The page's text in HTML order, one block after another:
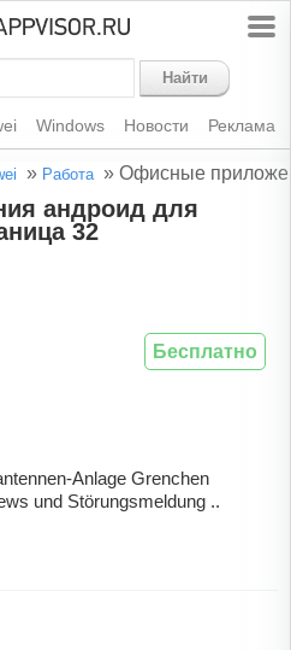
Найти
Windows Новости Реклама
» Работа » Офисные
андроид для
32
Anlage Grenchen
und Störungsmeldung ..
Бесплатно